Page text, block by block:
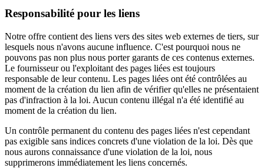
Responsabilité pour les liens
Notre offre contient des liens vers des sites web externes de tiers, sur
lesquels nous n'avons aucune influence. C'est pourquoi nous ne
pouvons pas non plus nous porter garants de ces contenus externes.
Le fournisseur ou l'exploitant des pages liées est toujours
responsable de leur contenu. Les pages liées ont été contrôlées au
moment de la création du lien afin de vérifier qu'elles ne présentaient
pas d'infraction à la loi. Aucun contenu illégal n'a été identifié au
moment de la création du lien.
Un contrôle permanent du contenu des pages liées n'est cependant
pas exigible sans indices concrets d'une violation de la loi. Dès que
nous aurons connaissance d'une violation de la loi, nous
supprimerons immédiatement les liens concernés.